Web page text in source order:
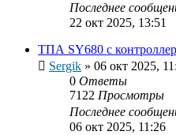
Последнее
22 окт 2025, 13:51
ТПА SY680 с
Sergik » 06 окт 2025,
0 Ответы
7122 Просмотры
Последнее
06 окт 2025, 11:26